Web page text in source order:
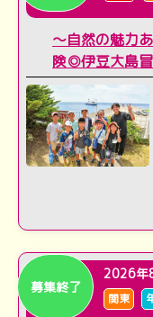
～自然の魅力
険◎伊豆大島
募集終了
2026年
関東